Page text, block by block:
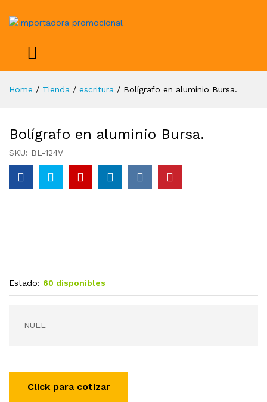
Home / Tienda / escritura / Bolígrafo en aluminio Bursa.
Bolígrafo en aluminio Bursa.
SKU: BL-124V
Estado: 60 disponibles
NULL